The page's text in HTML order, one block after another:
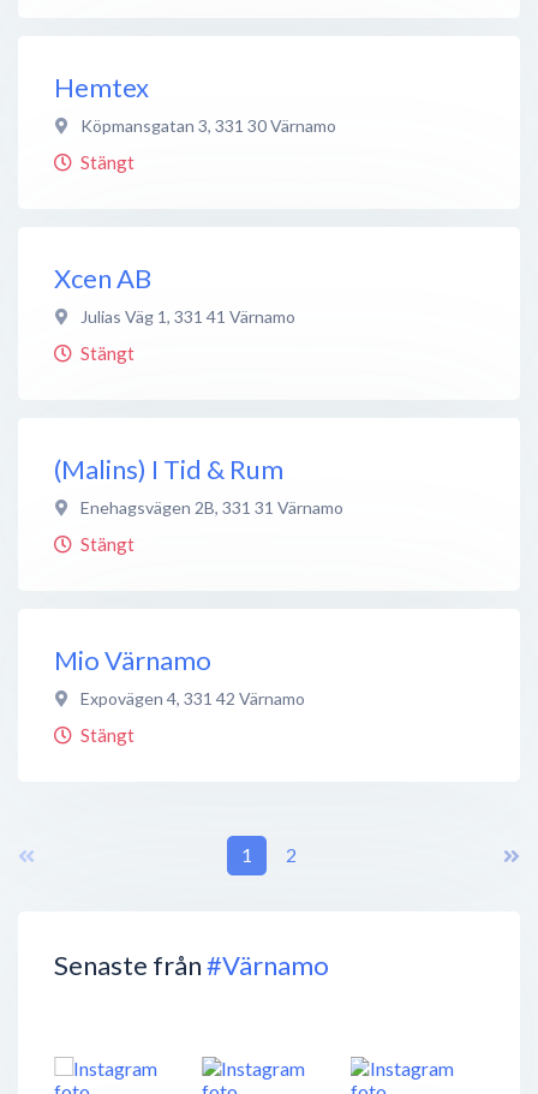
Senaste från#Värnamo
Hemtex
Köpmansgatan 3, 331 30Värnamo
Stängt
Xcen AB
Julias Väg 1, 331 41 Värnamo
Stängt
(Malins) I Tid & Rum
Enehagsvägen 2B, 331 31 Värnamo
Stängt
Mio Värnamo
Expovägen 4, 331 42 Värnamo
Stängt
1 2